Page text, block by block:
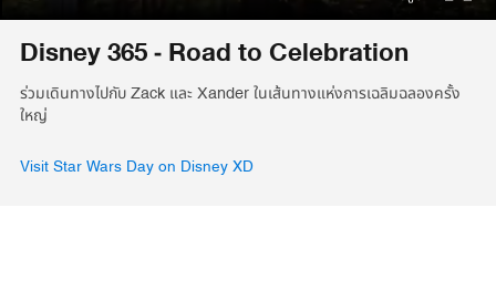
Disney 365 - Road to Celebration
ร่วมเดินทางไปกับ Zack และ Xander ในเส้นทางแห่งการเฉลิมฉลองครั้ง
ใหญ่
Visit Star Wars Day on Disney XD